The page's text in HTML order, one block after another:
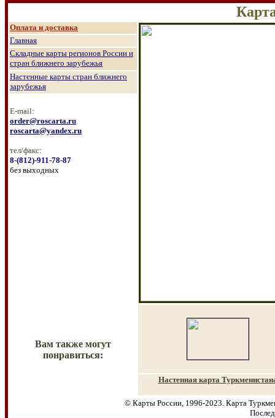
Оплата и доставка
Главная
Складные карты регионов России и
стран ближнего зарубежья
Настенные карты стран ближнего
зарубежья
E-mail:
order@roscarta.ru
roscarta@yandex.ru
тел/факс:
8-(812)-911-78-87
без выходных
Вам также могут
понравиться:
Настенная карта
© Карты России, 1996-2023. Карта